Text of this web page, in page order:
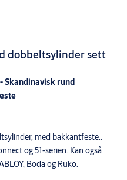
dobbeltsylinder sett
Skandinavisk rund
med bakkantfeste..
og 51-serien. Kan også
Boda og Ruko.